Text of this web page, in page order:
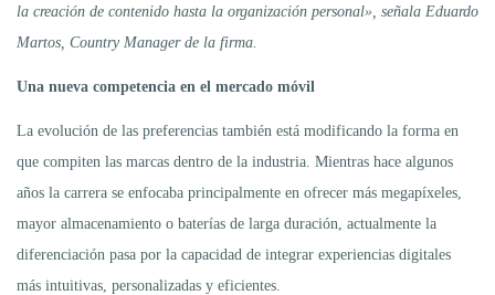
la creación de contenido hasta la organización personal», señala Eduardo
Martos, Country Manager de la firma.
Una nueva competencia en el mercado móvil
La evolución de las preferencias también está modificando la forma en
que compiten las marcas dentro de la industria. Mientras hace algunos
años la carrera se enfocaba principalmente en ofrecer más megapíxeles,
mayor almacenamiento o baterías de larga duración, actualmente la
diferenciación pasa por la capacidad de integrar experiencias digitales
más intuitivas, personalizadas y eficientes.